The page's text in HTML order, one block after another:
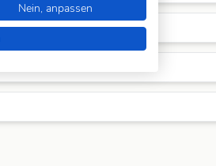
Nein, anpassen